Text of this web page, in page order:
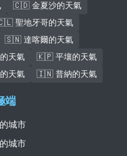
🇨🇩 金夏沙的天氣
聖地牙哥的天氣
🇸🇳 達喀爾的天氣
天氣
🇰🇵 平壤的天氣
天氣 🇮🇳 普納的天氣
端
城市
城市